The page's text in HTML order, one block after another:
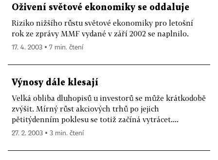
Oživení světové ekonomiky se oddaluje
Riziko nižšího růstu světové ekonomiky pro letošní
rok ze zprávy MMF vydané v září 2002 se naplnilo.
17. 4. 2003 ▪ 7 min. čtení
Výnosy dále klesají
Velká obliba dluhopisů u investorů se může krátkodobě
zvýšit. Mírný růst akciových trhů po jejich
pětitýdenním poklesu se totiž začíná vytrácet....
27. 2. 2003 ▪ 3 min. čtení